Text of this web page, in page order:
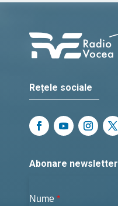
Rețele sociale
Abonare newsletter
Nume *